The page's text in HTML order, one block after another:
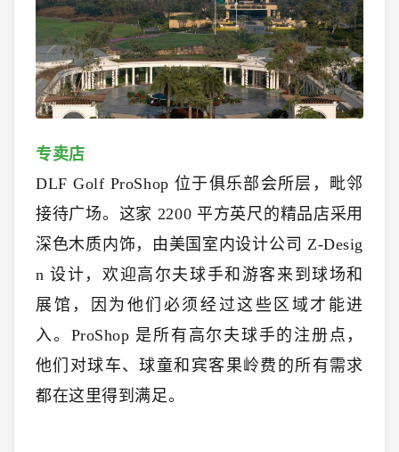
专卖店
DLF Golf ProShop 位于俱乐部会所层，毗邻
接待广场。这家 2200 平方英尺的精品店采用
深色木质内饰，由美国室内设计公司 Z-Desig
n 设计，欢迎高尔夫球手和游客来到球场和
展馆，因为他们必须经过这些区域才能进
入。ProShop 是所有高尔夫球手的注册点，
他们对球车、球童和宾客果岭费的所有需求
都在这里得到满足。